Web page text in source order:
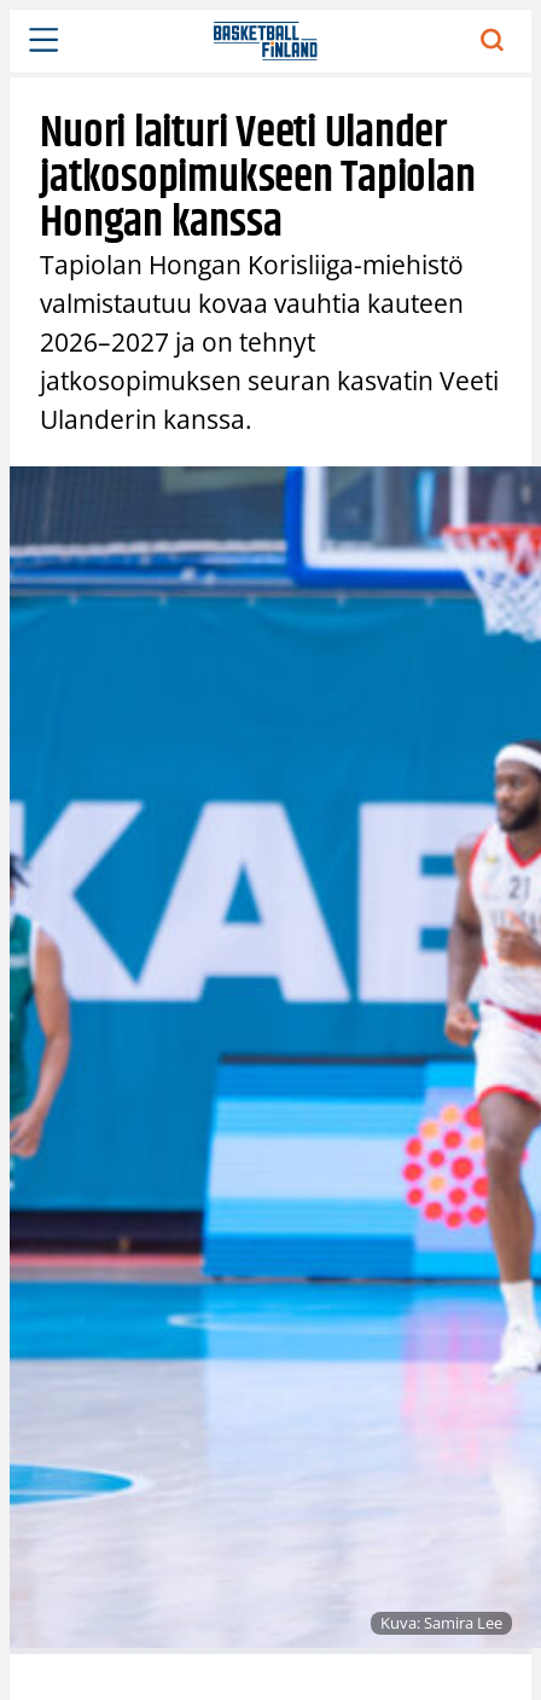
Siirry
sisältöön
Nuori laituri Veeti Ulander
jatkosopimukseen Tapiolan
Hongan kanssa
Tapiolan Hongan Korisliiga-miehistö
valmistautuu kovaa vauhtia kauteen
2026–2027 ja on tehnyt
jatkosopimuksen seuran kasvatin Veeti
Ulanderin kanssa.
Kuva: Samira Lee